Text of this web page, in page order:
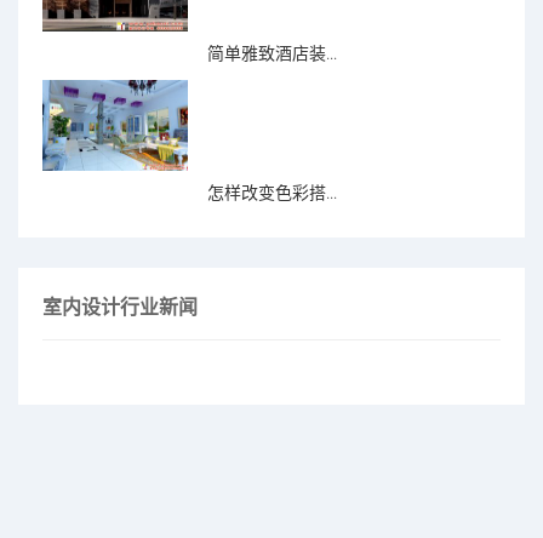
简单雅致酒店装...
怎样改变色彩搭...
室内设计行业新闻